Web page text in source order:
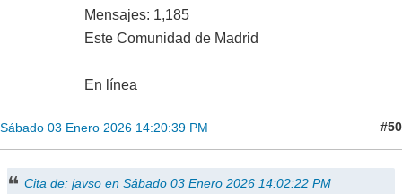
Mensajes: 1,185
Este Comunidad de Madrid
En línea
Sábado 03 Enero 2026 14:20:39 PM #50
Cita de: javso en Sábado 03 Enero 2026 14:02:22 PM